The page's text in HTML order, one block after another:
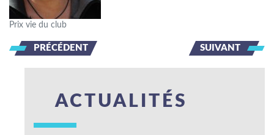
Prix vie du club
PRÉCÉDENT SUIVANT
ACTUALITÉS